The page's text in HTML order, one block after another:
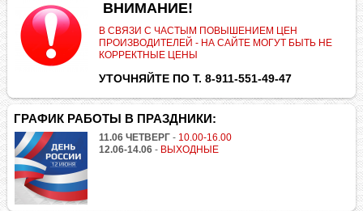
ВНИМАНИЕ!
В СВЯЗИ С ЧАСТЫМ ПОВЫШЕНИЕМ ЦЕН
ПРОИЗВОДИТЕЛЕЙ - НА САЙТЕ МОГУТ БЫТЬ НЕ
КОРРЕКТНЫЕ ЦЕНЫ
УТОЧНЯЙТЕ ПО Т. 8-911-551-49-47
ГРАФИК РАБОТЫ В ПРАЗДНИКИ:
11.06 ЧЕТВЕРГ - 10.00-16.00
12.06-14.06 - ВЫХОДНЫЕ